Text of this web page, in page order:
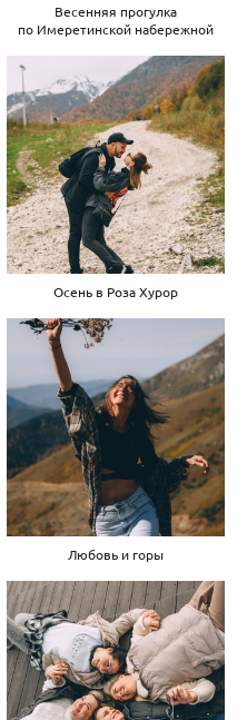
Весенняя прогулка
по Имеретинской набережной
Осень в Роза Хурор
Любовь и горы